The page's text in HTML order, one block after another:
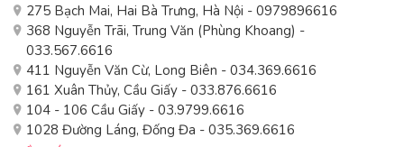
275 Bạch Mai, Hai Bà Trưng, Hà Nội - 0979896616
368 Nguyễn Trãi, Trung Văn (Phùng Khoang) -
033.567.6616
411 Nguyễn Văn Cừ, Long Biên - 034.369.6616
161 Xuân Thủy, Cầu Giấy - 033.876.6616
104 - 106 Cầu Giấy - 03.9799.6616
1028 Đường Láng, Đống Đa - 035.369.6616